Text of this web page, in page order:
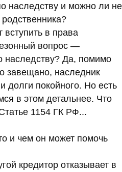
наследству и можно ли не
в права
вопрос —
наследству? Да, помимо
завещано, наследник
долги покойного. Но есть
в этом детальнее. Что
1154 ГК РФ...
и чем он может помочь
кредитор отказывает в